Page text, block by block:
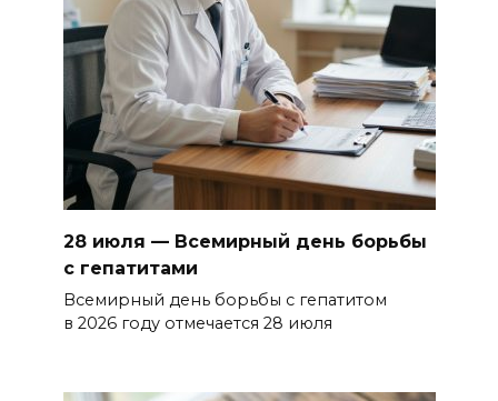
28 июля — Всемирный день борьбы
с гепатитами
Всемирный день борьбы с гепатитом
в 2026 году отмечается 28 июля